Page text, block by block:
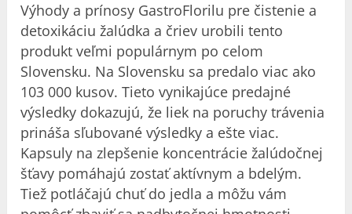
Výhody a prínosy GastroFlorilu pre čistenie a
detoxikáciu žalúdka a čriev urobili tento
produkt veľmi populárnym po celom
Slovensku. Na Slovensku sa predalo viac ako
103 000 kusov. Tieto vynikajúce predajné
výsledky dokazujú, že liek na poruchy trávenia
prináša sľubované výsledky a ešte viac.
Kapsuly na zlepšenie koncentrácie žalúdočnej
šťavy pomáhajú zostať aktívnym a bdelým.
Tiež potláčajú chuť do jedla a môžu vám